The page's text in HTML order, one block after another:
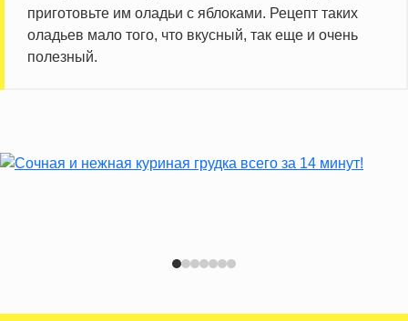
Насыщенные жиры
1.3 г
Информация для одной порции
приготовьте им оладьи с яблоками. Рецепт таких
оладьев мало того, что вкусный, так еще и очень
полезный.